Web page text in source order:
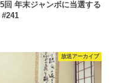
回 年末ジャンボに当選する
放送アーカイブ